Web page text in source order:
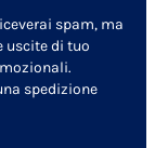
spam, ma
uscite di tuo
spedizione